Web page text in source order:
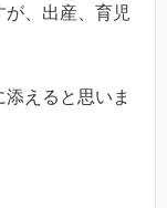
、出産、育児
えると思いま